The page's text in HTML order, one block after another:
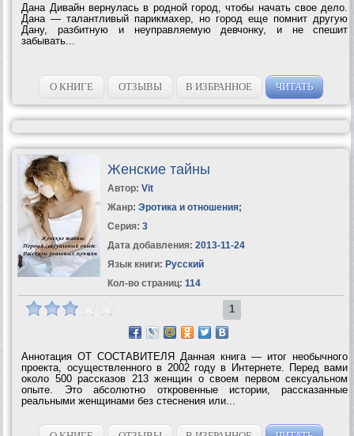
Дана Дивайн вернулась в родной город, чтобы начать свое дело.
Дана — талантливый парикмахер, но город еще помнит другую
Дану, разбитную и неуправляемую девчонку, и не спешит
забывать...
О КНИГЕ ОТЗЫВЫ В ИЗБРАННОЕ ЧИТАТЬ
Женские тайны
Автор: Vit
Жанр: Эротика и отношения;
Серия: 3
Дата добавления: 2013-11-24
Язык книги: Русский
Кол-во страниц: 114
1
Аннотация ОТ СОСТАВИТЕЛЯ Данная книга — итог необычного
проекта, осуществленного в 2002 году в Интернете. Перед вами
около 500 рассказов 213 женщин о своем первом сексуальном
опыте. Это абсолютно откровенные истории, рассказанные
реальными женщинами без стеснения или...